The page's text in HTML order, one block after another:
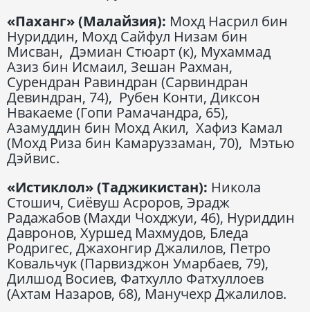
«Паханг» (Малайзия): Мохд Насрил бин
Нуриддин, Мохд Сайфул Низам бин
Мисван, Дэмиан Стюарт (к), Мухаммад
Азиз бин Исмаил, Зешан Рахман,
Сурендран Равиндран (Сарвиндран
Девиндран, 74), Рубен Конти, Диксон
Нвакаеме (Гопи Рамачандра, 65),
Азамуддин бин Мохд Акил, Хафиз Камал
(Мохд Риза бин Камаруззаман, 70), Мэтью
Дэйвис.
«Истиклол» (Таджикистан): Никола
Стошич, Сиёвуш Асроров, Эрадж
Радажабов (Махди Чохджуи, 46), Нуриддин
Давронов, Хуршед Махмудов, Бледа
Родригес, Джахонгир Джалилов, Петро
Ковальчук (Парвизджон Умарбаев, 79),
Дилшод Восиев, Фатхулло Фатхуллоев
(Ахтам Назаров, 68), Манучехр Джалилов.